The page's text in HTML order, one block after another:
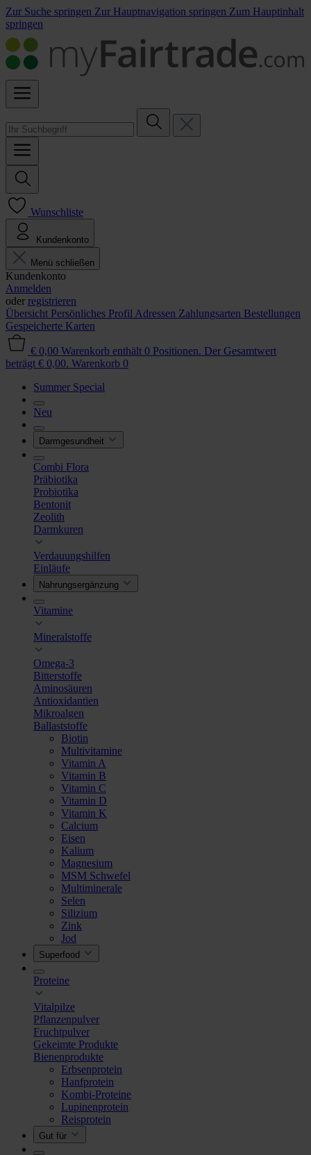
Zur Suche springen Zur Hauptnavigation springen Zum Hauptinhalt
springen
Wunschliste
Kundenkonto
Menü schließen
Kundenkonto
Anmelden
oder registrieren
Übersicht Persönliches Profil Adressen Zahlungsarten Bestellungen
Gespeicherte Karten
€ 0,00 Warenkorb enthält 0 Positionen. Der Gesamtwert
beträgt € 0,00. Warenkorb 0
Summer Special
Neu
Darmgesundheit
Combi Flora
Präbiotika
Probiotika
Bentonit
Zeolith
Darmkuren
Verdauungshilfen
Einläufe
Nahrungsergänzung
Vitamine
Mineralstoffe
Omega-3
Bitterstoffe
Aminosäuren
Antioxidantien
Mikroalgen
Ballaststoffe
Biotin
Multivitamine
Vitamin A
Vitamin B
Vitamin C
Vitamin D
Vitamin K
Calcium
Eisen
Kalium
Magnesium
MSM Schwefel
Multiminerale
Selen
Silizium
Zink
Jod
Superfood
Proteine
Vitalpilze
Pflanzenpulver
Fruchtpulver
Gekeimte Produkte
Bienenprodukte
Erbsenprotein
Hanfprotein
Kombi-Proteine
Lupinenprotein
Reisprotein
Gut für